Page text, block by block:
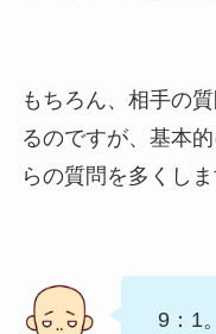
もちろん、相手の
るのですが、基本
らの質問を多くしま
9：1